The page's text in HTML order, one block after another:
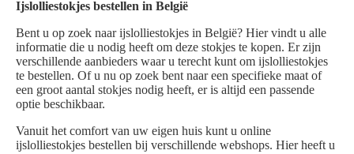
Ijslolliestokjes bestellen in België
Bent u op zoek naar ijslolliestokjes in België? Hier vindt u alle
informatie die u nodig heeft om deze stokjes te kopen. Er zijn
verschillende aanbieders waar u terecht kunt om ijslolliestokjes
te bestellen. Of u nu op zoek bent naar een specifieke maat of
een groot aantal stokjes nodig heeft, er is altijd een passende
optie beschikbaar.
Vanuit het comfort van uw eigen huis kunt u online
ijslolliestokjes bestellen bij verschillende webshops. Hier heeft u